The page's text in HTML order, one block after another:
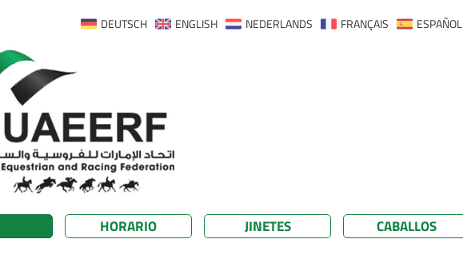
ESPAÑOL
FRANÇAIS
NEDERLANDS
ENGLISH
DEUTSCH
HORARIO JINETES
CABALLOS